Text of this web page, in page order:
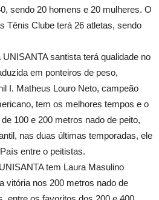
sendo 20 homens e 20 mulheres. O
Tênis Clube terá 26 atletas, sendo
santista terá qualidade no
em ponteiros de peso,
I. Matheus Louro Neto, campeão
tem os melhores tempos e o
100 e 200 metros nado de peito,
nas duas últimas temporadas, ele
entre o peitistas.
tem Laura Masulino
vitória nos 200 metros nado de